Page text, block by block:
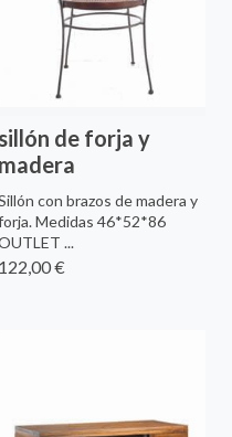
sillón de forja y
madera
con brazos de madera y
Medidas 46*52*86
...
122,00 €